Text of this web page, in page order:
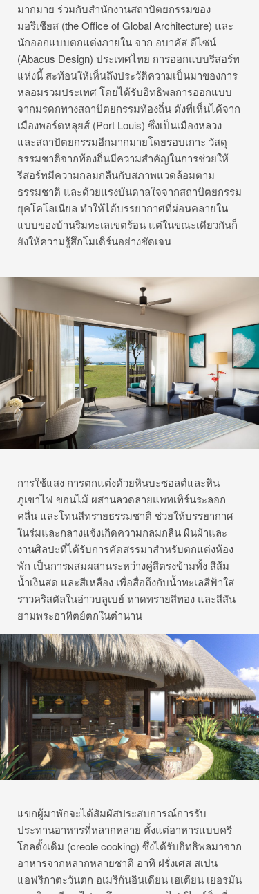
มากมาย ร่วมกับสำนักงานสถาปัตยกรรมของ
มอริเชียส (the Office of Global Architecture) และ
นักออกแบบตกแต่งภายใน จาก อบาคัส ดีไซน์
(Abacus Design) ประเทศไทย การออกแบบรีสอร์ท
แห่งนี้ สะท้อนให้เห็นถึงประวัติความเป็นมาของการ
หลอมรวมประเทศ โดยได้รับอิทธิพลการออกแบบ
จากมรดกทางสถาปัตยกรรมท้องถิ่น ดังที่เห็นได้จาก
เมืองพอร์ตหลุยส์ (Port Louis) ซึ่งเป็นเมืองหลวง
และสถาปัตยกรรมอีกมากมายโดยรอบเกาะ วัสดุ
ธรรมชาติจากท้องถิ่นมีความสำคัญในการช่วยให้
รีสอร์ทมีความกลมกลืนกับสภาพแวดล้อมตาม
ธรรมชาติ และด้วยแรงบันดาลใจจากสถาปัตยกรรม
ยุคโคโลเนียล ทำให้ได้บรรยากาศที่ผ่อนคลายใน
แบบของบ้านริมทะเลเขตร้อน แต่ในขณะเดียวกันก็
ยังให้ความรู้สึกโมเดิร์นอย่างชัดเจน
การใช้แสง การตกแต่งด้วยหินบะซอลต์และหิน
ภูเขาไฟ ขอนไม้ ผสานลวดลายแพทเทิร์นระลอก
คลื่น และโทนสีทรายธรรมชาติ ช่วยให้บรรยากาศ
ในร่มและกลางแจ้งเกิดความกลมกลืน ผืนผ้าและ
งานศิลปะที่ได้รับการคัดสรรมาสำหรับตกแต่งห้อง
พัก เป็นการผสมผสานระหว่างคู่สีตรงข้ามทั้ง สีส้ม
น้ำเงินสด และสีเหลือง เพื่อสื่อถึงกับน้ำทะเลสีฟ้าใส
ราวคริสตัลในอ่าวบลูเบย์ หาดทรายสีทอง และสีสัน
ยามพระอาทิตย์ตกในตำนาน
แขกผู้มาพักจะได้สัมผัสประสบการณ์การรับ
ประทานอาหารที่หลากหลาย ตั้งแต่อาหารแบบครี
โอลดั้งเดิม (creole cooking) ซึ่งได้รับอิทธิพลมาจาก
อาหารจากหลากหลายชาติ อาทิ ฝรั่งเศส สเปน
แอฟริกาตะวันตก อเมริกันอินเดียน เฮเตียน เยอรมัน